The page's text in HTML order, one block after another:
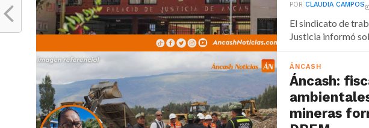
PORCLAUDIA CAMPOS
El sindicato de
Justicia informó
ÁNCASH
Áncash:
mineras